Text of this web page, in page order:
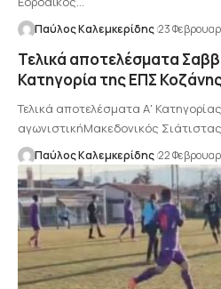
Παύλος Καλεμκερίδης 23
Τελικά αποτελέσματα
Κατηγορία της ΕΠΣ
Τελικά αποτελέσματα Α'
αγωνιστικήΜακεδονικός
Παύλος Καλεμκερίδης 22